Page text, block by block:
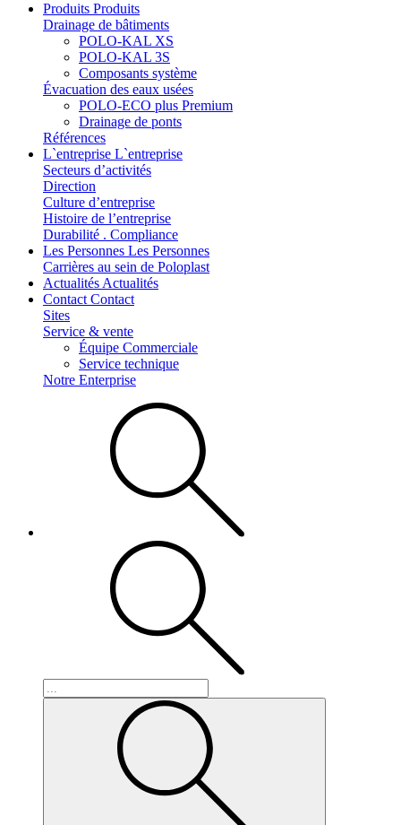
Produits Produits
Drainage de bâtiments
POLO-KAL XS
POLO-KAL 3S
Composants système
Évacuation des eaux usées
POLO-ECO plus Premium
Drainage de ponts
Références
L`entreprise L`entreprise
Secteurs d’activités
Direction
Culture d’entreprise
Histoire de l’entreprise
Durabilité . Compliance
Les Personnes Les Personnes
Carrières au sein de Poloplast
Actualités Actualités
Contact Contact
Sites
Service & vente
Équipe Commerciale
Service technique
Notre Enterprise